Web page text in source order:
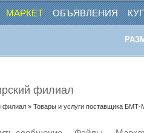
МАРКЕТ ОБЪЯВЛЕНИЯ
филиал
» Товары и услуги поставщика БМТ-